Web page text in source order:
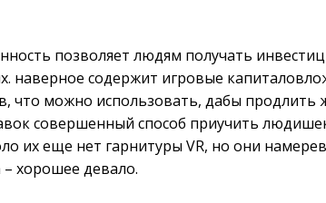
позволяет людям получать
наверное содержит игровые
что можно использовать, дабы продлить
совершенный способ приучить
их еще нет гарнитуры VR, но они
– хорошее девало.